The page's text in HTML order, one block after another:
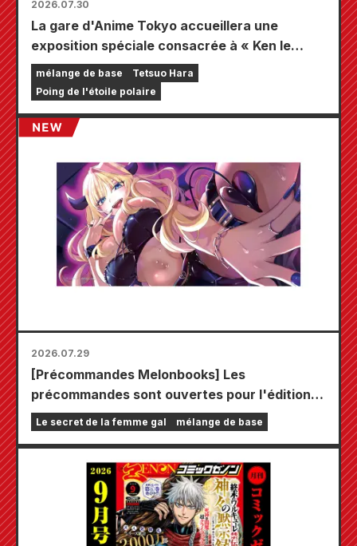
2026.07.30
La gare d'Anime Tokyo accueillera une
exposition spéciale consacrée à « Ken le
Survivant » !!
mélange de base
Tetsuo Hara
Poing de l'étoile polaire
2026.07.29
[Précommandes Melonbooks] Les
précommandes sont ouvertes pour l'édition
limitée comprenant un tapis de jeu spécial
orné d'une magnifique illustration de Fuyuki
Secret of the Gal Bride » sortira le 20
Le secret de la femme gal mélange de base